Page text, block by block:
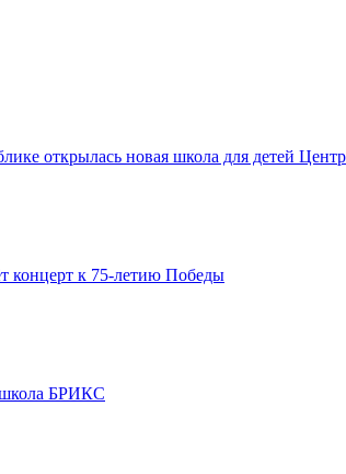
открылась новая школа для детей
концерт к 75-летию Победы
школа БРИКС